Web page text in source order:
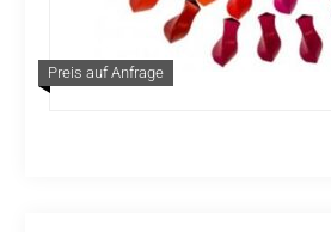
Preis auf Anfrage